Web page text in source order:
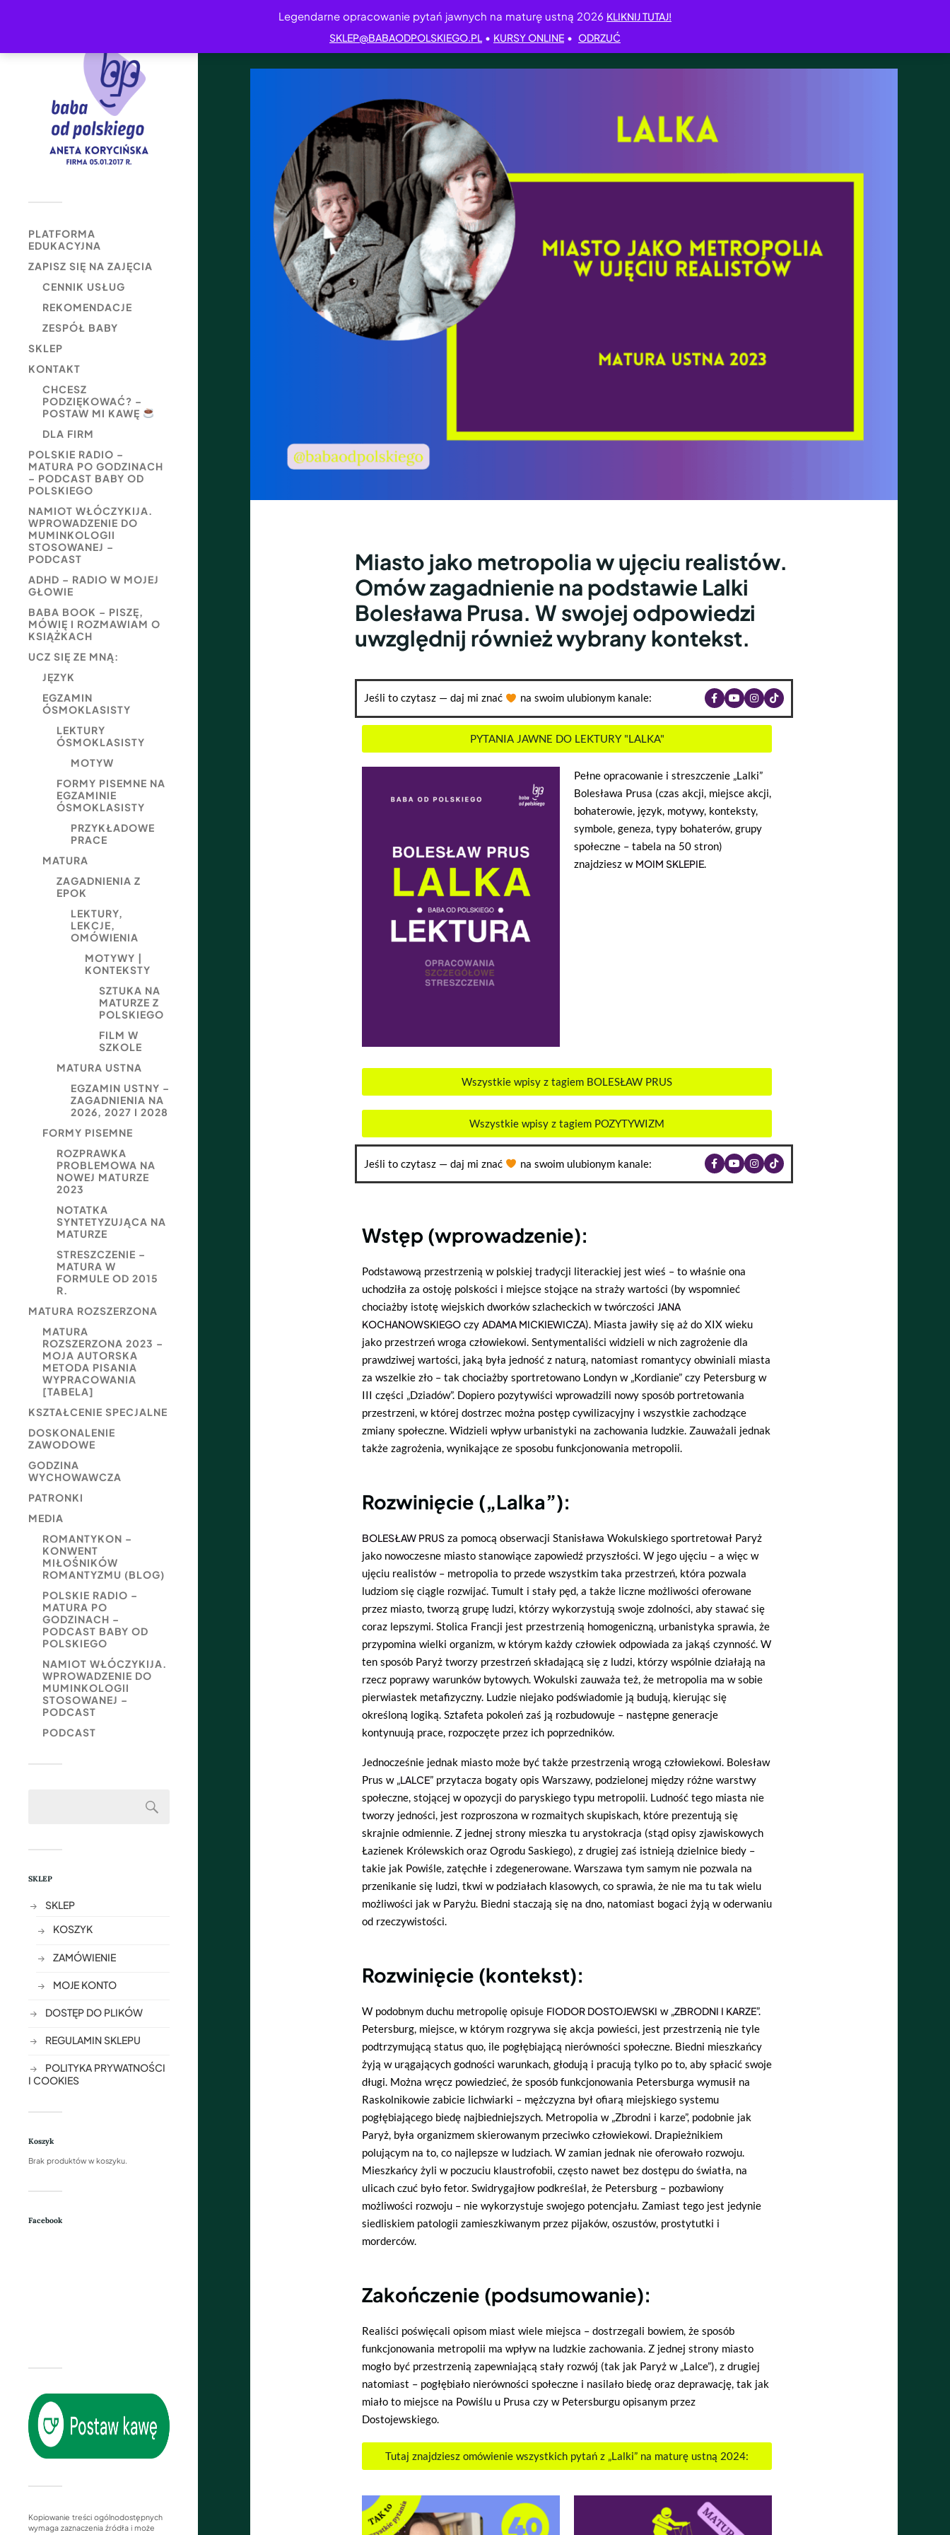
Legendarne opracowanie pytań jawnych na maturę ustną 2026 KLIKNIJ TUTAJ!
SKLEP@BABAODPOLSKIEGO.PL • KURSY ONLINE • ODRZUĆ
PLATFORMA
EDUKACYJNA
ZAPISZ SIĘ NA ZAJĘCIA
CENNIK USŁUG
REKOMENDACJE
ZESPÓŁ BABY
SKLEP
KONTAKT
CHCESZ
PODZIĘKOWAĆ? –
POSTAW MI KAWĘ
DLA FIRM
POLSKIE RADIO –
MATURA PO GODZINACH
– PODCAST BABY OD
POLSKIEGO
NAMIOT WŁÓCZYKIJA.
WPROWADZENIE DO
MUMINKOLOGII
STOSOWANEJ –
PODCAST
ADHD – RADIO W MOJEJ
GŁOWIE
BABA BOOK – PISZĘ,
MÓWIĘ I ROZMAWIAM O
KSIĄŻKACH
UCZ SIĘ ZE MNĄ:
JĘZYK
EGZAMIN
ÓSMOKLASISTY
LEKTURY
ÓSMOKLASISTY
MOTYW
FORMY PISEMNE NA
EGZAMINIE
ÓSMOKLASISTY
PRZYKŁADOWE
PRACE
MATURA
ZAGADNIENIA Z
EPOK
LEKTURY,
LEKCJE,
OMÓWIENIA
MOTYWY |
KONTEKSTY
SZTUKA NA
MATURZE Z
POLSKIEGO
FILM W
SZKOLE
MATURA USTNA
EGZAMIN USTNY –
ZAGADNIENIA NA
2026, 2027 I 2028
FORMY PISEMNE
ROZPRAWKA
PROBLEMOWA NA
NOWEJ MATURZE
2023
NOTATKA
SYNTETYZUJĄCA NA
MATURZE
STRESZCZENIE –
MATURA W
FORMULE OD 2015
R.
MATURA ROZSZERZONA
MATURA
ROZSZERZONA 2023 –
MOJA AUTORSKA
METODA PISANIA
WYPRACOWANIA
[TABELA]
KSZTAŁCENIE SPECJALNE
DOSKONALENIE
ZAWODOWE
GODZINA
WYCHOWAWCZA
PATRONKI
MEDIA
ROMANTYKON –
KONWENT
MIŁOŚNIKÓW
ROMANTYZMU (BLOG)
POLSKIE RADIO –
MATURA PO
GODZINACH –
PODCAST BABY OD
POLSKIEGO
NAMIOT WŁÓCZYKIJA.
WPROWADZENIE DO
MUMINKOLOGII
STOSOWANEJ –
PODCAST
PODCAST
SKLEP
SKLEP
KOSZYK
ZAMÓWIENIE
MOJE KONTO
DOSTĘP DO PLIKÓW
REGULAMIN SKLEPU
POLITYKA PRYWATNOŚCI
I COOKIES
Koszyk
Brak produktów w koszyku.
Facebook
Kopiowanie treści ogólnodostępnych
wymaga zaznaczenia źródła i może
Miasto jako metropolia w ujęciu realistów.
Omów zagadnienie na podstawie Lalki
Bolesława Prusa. W swojej odpowiedzi
uwzględnij również wybrany kontekst.
Jeśli to czytasz — daj mi znać na swoim ulubionym kanale:
PYTANIA JAWNE DO LEKTURY "LALKA"
Pełne opracowanie i streszczenie „Lalki”
Bolesława Prusa (czas akcji, miejsce akcji,
bohaterowie, język, motywy, konteksty,
symbole, geneza, typy bohaterów, grupy
społeczne – tabela na 50 stron)
znajdziesz w MOIM SKLEPIE.
Wszystkie wpisy z tagiem BOLESŁAW PRUS
Wszystkie wpisy z tagiem POZYTYWIZM
Jeśli to czytasz — daj mi znać na swoim ulubionym kanale:
Wstęp (wprowadzenie):
Podstawową przestrzenią w polskiej tradycji literackiej jest wieś – to właśnie ona
uchodziła za ostoję polskości i miejsce stojące na straży wartości (by wspomnieć
chociażby istotę wiejskich dworków szlacheckich w twórczości JANA
KOCHANOWSKIEGO czy ADAMA MICKIEWICZA). Miasta jawiły się aż do XIX wieku
jako przestrzeń wroga człowiekowi. Sentymentaliści widzieli w nich zagrożenie dla
prawdziwej wartości, jaką była jedność z naturą, natomiast romantycy obwiniali miasta
za wszelkie zło – tak chociażby sportretowano Londyn w „Kordianie” czy Petersburg w
III części „Dziadów”. Dopiero pozytywiści wprowadzili nowy sposób portretowania
przestrzeni, w której dostrzec można postęp cywilizacyjny i wszystkie zachodzące
zmiany społeczne. Widzieli wpływ urbanistyki na zachowania ludzkie. Zauważali jednak
także zagrożenia, wynikające ze sposobu funkcjonowania metropolii.
Rozwinięcie („Lalka”):
BOLESŁAW PRUS za pomocą obserwacji Stanisława Wokulskiego sportretował Paryż
jako nowoczesne miasto stanowiące zapowiedź przyszłości. W jego ujęciu – a więc w
ujęciu realistów – metropolia to przede wszystkim taka przestrzeń, która pozwala
ludziom się ciągle rozwijać. Tumult i stały pęd, a także liczne możliwości oferowane
przez miasto, tworzą grupę ludzi, którzy wykorzystują swoje zdolności, aby stawać się
coraz lepszymi. Stolica Francji jest przestrzenią homogeniczną, urbanistyka sprawia, że
przypomina wielki organizm, w którym każdy człowiek odpowiada za jakąś czynność. W
ten sposób Paryż tworzy przestrzeń składającą się z ludzi, którzy wspólnie działają na
rzecz poprawy warunków bytowych. Wokulski zauważa też, że metropolia ma w sobie
pierwiastek metafizyczny. Ludzie niejako podświadomie ją budują, kierując się
określoną logiką. Sztafeta pokoleń zaś ją rozbudowuje – następne generacje
kontynuują prace, rozpoczęte przez ich poprzedników.
Jednocześnie jednak miasto może być także przestrzenią wrogą człowiekowi. Bolesław
Prus w „LALCE” przytacza bogaty opis Warszawy, podzielonej między różne warstwy
społeczne, stojącej w opozycji do paryskiego typu metropolii. Ludność tego miasta nie
tworzy jedności, jest rozproszona w rozmaitych skupiskach, które prezentują się
skrajnie odmiennie. Z jednej strony mieszka tu arystokracja (stąd opisy zjawiskowych
Łazienek Królewskich oraz Ogrodu Saskiego), z drugiej zaś istnieją dzielnice biedy –
takie jak Powiśle, zatęchłe i zdegenerowane. Warszawa tym samym nie pozwala na
przenikanie się ludzi, tkwi w podziałach klasowych, co sprawia, że nie ma tu tak wielu
możliwości jak w Paryżu. Biedni staczają się na dno, natomiast bogaci żyją w oderwaniu
od rzeczywistości.
Rozwinięcie (kontekst):
W podobnym duchu metropolię opisuje FIODOR DOSTOJEWSKI w „ZBRODNI I KARZE”.
Petersburg, miejsce, w którym rozgrywa się akcja powieści, jest przestrzenią nie tyle
podtrzymującą status quo, ile pogłębiającą nierówności społeczne. Biedni mieszkańcy
żyją w urągających godności warunkach, głodują i pracują tylko po to, aby spłacić swoje
długi. Można wręcz powiedzieć, że sposób funkcjonowania Petersburga wymusił na
Raskolnikowie zabicie lichwiarki – mężczyzna był ofiarą miejskiego systemu
pogłębiającego biedę najbiedniejszych. Metropolia w „Zbrodni i karze”, podobnie jak
Paryż, była organizmem skierowanym przeciwko człowiekowi. Drapieżnikiem
polującym na to, co najlepsze w ludziach. W zamian jednak nie oferowało rozwoju.
Mieszkańcy żyli w poczuciu klaustrofobii, często nawet bez dostępu do światła, na
ulicach czuć było fetor. Swidrygajłow podkreślał, że Petersburg – pozbawiony
możliwości rozwoju – nie wykorzystuje swojego potencjału. Zamiast tego jest jedynie
siedliskiem patologii zamieszkiwanym przez pijaków, oszustów, prostytutki i
morderców.
Zakończenie (podsumowanie):
Realiści poświęcali opisom miast wiele miejsca – dostrzegali bowiem, że sposób
funkcjonowania metropolii ma wpływ na ludzkie zachowania. Z jednej strony miasto
mogło być przestrzenią zapewniającą stały rozwój (tak jak Paryż w „Lalce”), z drugiej
natomiast – pogłębiało nierówności społeczne i nasilało biedę oraz deprawację, tak jak
miało to miejsce na Powiślu u Prusa czy w Petersburgu opisanym przez
Dostojewskiego.
Tutaj znajdziesz omówienie wszystkich pytań z „Lalki” na maturę ustną 2024: